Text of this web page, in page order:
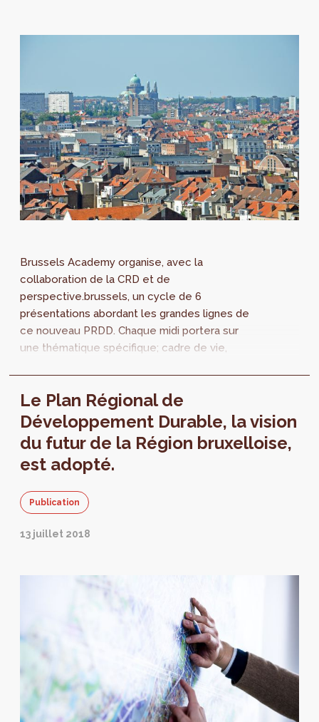
Brussels Academy organise, avec la
collaboration de la CRD et de
perspective.brussels, un cycle de 6
présentations abordant les grandes lignes de
ce nouveau PRDD. Chaque midi portera sur
une thématique spécifique; cadre de vie,
Le Plan Régional de
Développement Durable, la vision
du futur de la Région bruxelloise,
est adopté.
Publication
13 juillet 2018